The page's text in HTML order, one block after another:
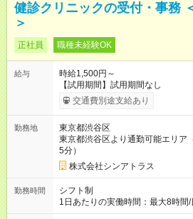
健診クリニックの受付・事務
＞
正社員 職種未経験OK
給与
時給1,500円～
【試用期間】試用期間なし
交通費別途支給あり
勤務地
東京都渋谷区
東京都渋谷区より通勤可能エリア
5分）
株式会社シンアトラス
勤務時間
シフト制
1日あたりの実働時間：最大8時
土日祝含む週５日勤務 【 勤務時間 】 ・ 9：00～20：00（実働